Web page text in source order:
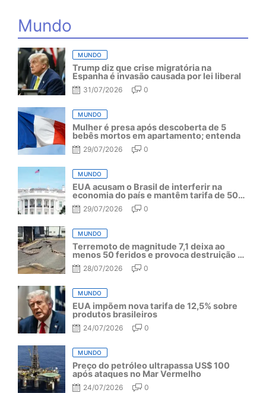
Mundo
MUNDO
Trump diz que crise migratória na
Espanha é invasão causada por lei liberal
31/07/2026 0
MUNDO
Mulher é presa após descoberta de 5
bebês mortos em apartamento; entenda
29/07/2026 0
MUNDO
EUA acusam o Brasil de interferir na
economia do país e mantêm tarifa de 50%
por mais um ano
29/07/2026 0
MUNDO
Terremoto de magnitude 7,1 deixa ao
menos 50 feridos e provoca destruição no
Japão
28/07/2026 0
MUNDO
EUA impõem nova tarifa de 12,5% sobre
produtos brasileiros
24/07/2026 0
MUNDO
Preço do petróleo ultrapassa US$ 100
após ataques no Mar Vermelho
24/07/2026 0